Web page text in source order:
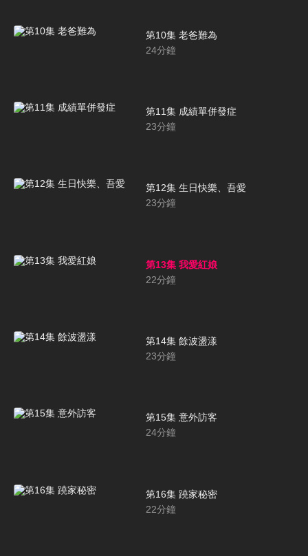
第10集 老爸難為
24分鐘
第11集 成績單併發症
23分鐘
第12集 生日快樂、吾愛
23分鐘
第13集 我愛紅娘
22分鐘
第14集 餘波盪漾
23分鐘
第15集 意外訪客
24分鐘
第16集 蹺家秘密
22分鐘